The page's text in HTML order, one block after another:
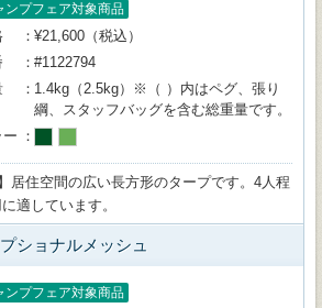
ンプフェア対象商品
¥21,600（税込）
#1122794
1.4kg（2.5kg）※（ ）内はペグ、張り
綱、スタッフバッグを含む総重量です。
ー
居住空間の広い長方形のタープです。4人程
適しています。
ショナルメッシュ
ンプフェア対象商品